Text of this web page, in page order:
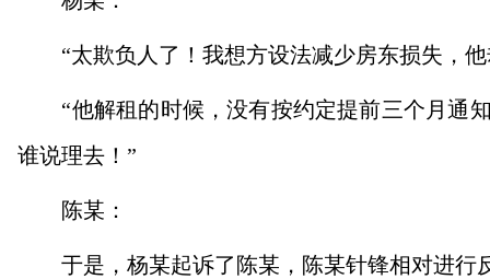
“太欺负人了！我想方设法减少房东损失，他
“他解租的时候，没有按约定提前三个月通
谁说理去！”
陈某：
于是，杨某起诉了陈某，陈某针锋相对进行